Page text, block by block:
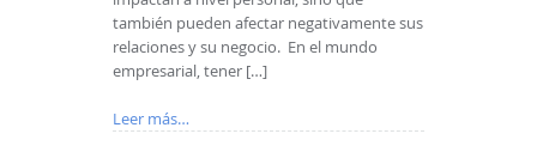
también pueden afectar negativamente sus
relaciones y su negocio. En el mundo
empresarial, tener […]
Leer más…